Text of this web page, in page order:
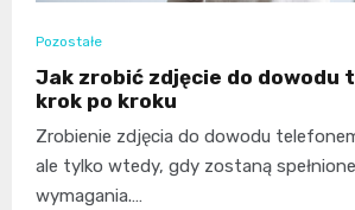
Pozostałe
Jak zrobić zdjęcie do dowodu
krok po kroku
Zrobienie zdjęcia do dowodu
ale tylko wtedy, gdy zostaną
wymagania.…